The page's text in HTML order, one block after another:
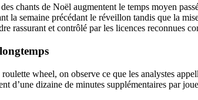
chants de Noël augmentent le temps moyen
semaine précédant le réveillon tandis que la
rassurant et contrôlé par les licences
wheel, on observe ce que les analystes
d’une dizaine de minutes supplémentaires par